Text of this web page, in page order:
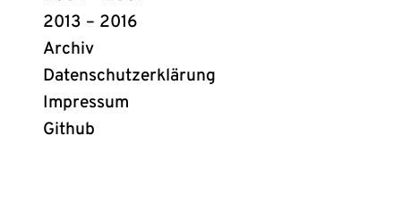
2013 – 2016
Archiv
Datenschutzerklärung
Impressum
Github